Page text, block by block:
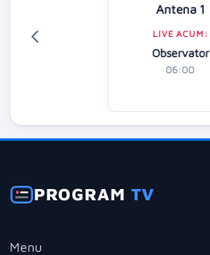
Antena 1
LIVE ACUM:
Observator
06:00
PROGRAMTV
Menu